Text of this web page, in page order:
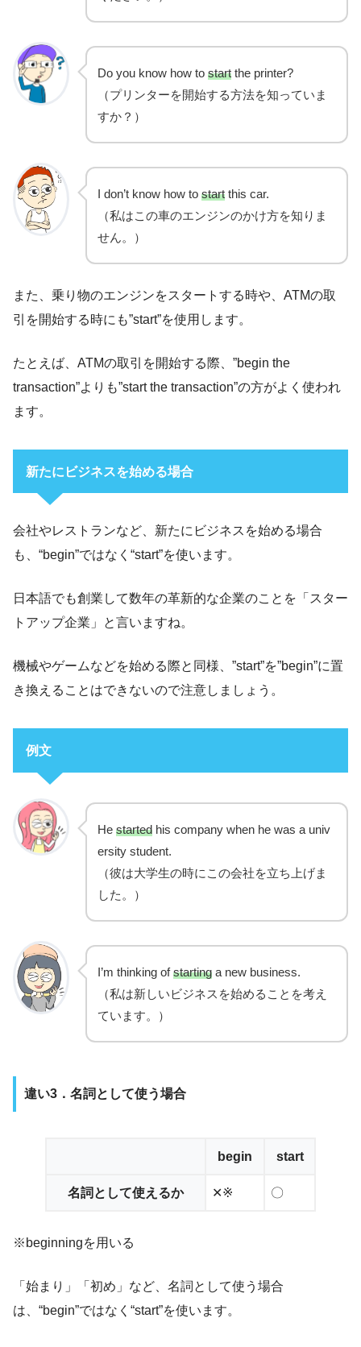
Do you know how to start the printer?
（プリンターを開始する方法を知っていま
すか？）
I don’t know how to start this car.
（私はこの車のエンジンのかけ方を知りま
せん。）
また、乗り物のエンジンをスタートする時や、ATMの取
引を開始する時にも”start”を使用します。
たとえば、ATMの取引を開始する際、”begin the
transaction”よりも”start the transaction”の方がよく使われ
ます。
新たにビジネスを始める場合
会社やレストランなど、新たにビジネスを始める場合
も、“begin”ではなく“start”を使います。
日本語でも創業して数年の革新的な企業のことを「スター
トアップ企業」と言いますね。
機械やゲームなどを始める際と同様、”start”を”begin”に置
き換えることはできないので注意しましょう。
例文
He started his company when he was a univ
ersity student.
（彼は大学生の時にこの会社を立ち上げま
した。）
I’m thinking ofstarting a new business.
（私は新しいビジネスを始めることを考え
ています。）
違い3．名詞として使う場合
begin start
名詞として使えるか ✕※ 〇
※beginningを用いる
「始まり」「初め」など、名詞として使う場合
は、“begin”ではなく“start”を使います。